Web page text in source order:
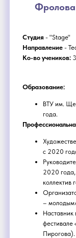
Фролова
Студия - "Stage"
Направление -
Ко-во учеников:
Образование:
ВТУ им.
года.
с 2020
2020 года,
коллектив
–
Наставник
Пирогова).